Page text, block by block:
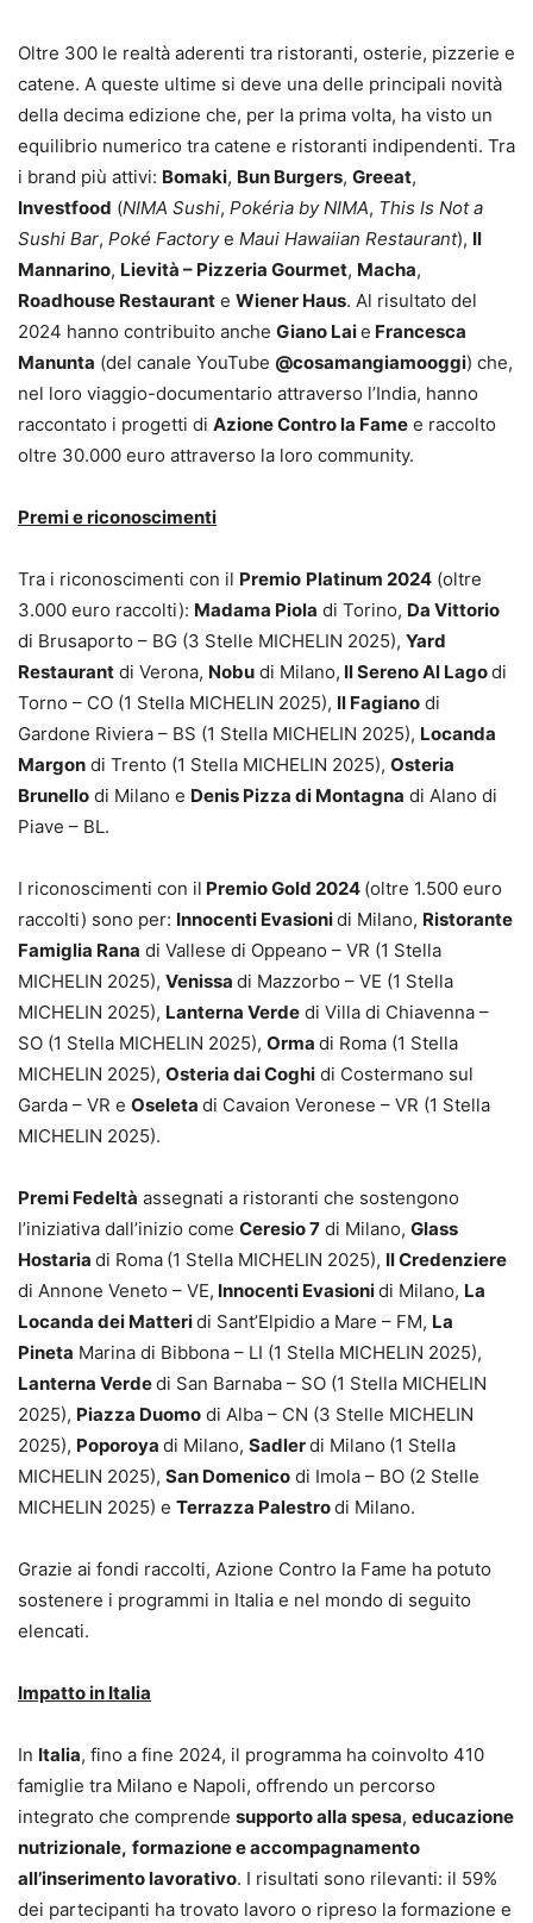
Oltre 300 le realtà aderenti tra ristoranti, osterie, pizzerie e
catene. A queste ultime si deve una delle principali novità
della decima edizione che, per la prima volta, ha visto un
equilibrio numerico tra catene e ristoranti indipendenti. Tra
i brand più attivi: Bomaki, Bun Burgers, Greeat,
Investfood (NIMA Sushi, Pokéria by NIMA, This Is Not a
Sushi Bar, Poké Factorye Maui Hawaiian Restaurant), Il
Mannarino, Lievità – Pizzeria Gourmet, Macha,
Roadhouse Restaurant e Wiener Haus. Al risultato del
2024 hanno contribuito anche Giano Laie Francesca
Manunta (del canale YouTube @cosamangiamooggi) che,
nel loro viaggio-documentario attraverso l’India, hanno
raccontato i progetti di Azione Contro la Fame e raccolto
oltre 30.000 euro attraverso la loro community.
Premi e riconoscimenti
Tra i riconoscimenti con il Premio Platinum 2024 (oltre
3.000 euro raccolti): Madama Piola di Torino, Da Vittorio
di Brusaporto – BG (3 Stelle MICHELIN 2025), Yard
Restaurant di Verona, Nobu di Milano, Il Sereno Al Lagodi
Torno – CO (1 Stella MICHELIN 2025), Il Fagiano di
Gardone Riviera – BS (1 Stella MICHELIN 2025), Locanda
Margon di Trento (1 Stella MICHELIN 2025), Osteria
Brunello di Milano e Denis Pizza di Montagna di Alano di
Piave – BL.
I riconoscimenti con il Premio Gold 2024 (oltre 1.500 euro
raccolti) sono per: Innocenti Evasionidi Milano, Ristorante
Famiglia Rana di Vallese di Oppeano – VR (1 Stella
MICHELIN 2025), Venissa di Mazzorbo – VE (1 Stella
MICHELIN 2025), Lanterna Verde di Villa di Chiavenna –
SO (1 Stella MICHELIN 2025), Orma di Roma (1 Stella
MICHELIN 2025), Osteria dai Coghi di Costermano sul
Garda – VR e Oseleta di Cavaion Veronese – VR (1 Stella
MICHELIN 2025).
Premi Fedeltà assegnati a ristoranti che sostengono
l’iniziativa dall’inizio come Ceresio 7 di Milano, Glass
Hostaria di Roma (1 Stella MICHELIN 2025), Il Credenziere
di Annone Veneto – VE, Innocenti Evasionidi Milano, La
Locanda dei Matteridi Sant’Elpidio a Mare – FM, La
Pineta Marina di Bibbona – LI (1 Stella MICHELIN 2025),
Lanterna Verdedi San Barnaba – SO (1 Stella MICHELIN
2025), Piazza Duomo di Alba – CN (3 Stelle MICHELIN
2025), Poporoya di Milano, Sadlerdi Milano (1 Stella
MICHELIN 2025), San Domenico di Imola – BO (2 Stelle
MICHELIN 2025) e Terrazza Palestrodi Milano.
Grazie ai fondi raccolti, Azione Contro la Fame ha potuto
sostenere i programmi in Italia e nel mondo di seguito
elencati.
Impatto in Italia
In Italia, fino a fine 2024, il programma ha coinvolto 410
famiglie tra Milano e Napoli, offrendo un percorso
integrato che comprende supporto alla spesa, educazione
nutrizionale, formazione e accompagnamento
all’inserimento lavorativo. I risultati sono rilevanti: il 59%
dei partecipanti ha trovato lavoro o ripreso la formazione e